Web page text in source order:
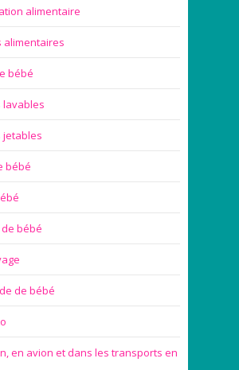
alimentaire
alimentaires
bébé
lavables
jetables
bébé
bébé
de bébé
en avion et dans les transports en